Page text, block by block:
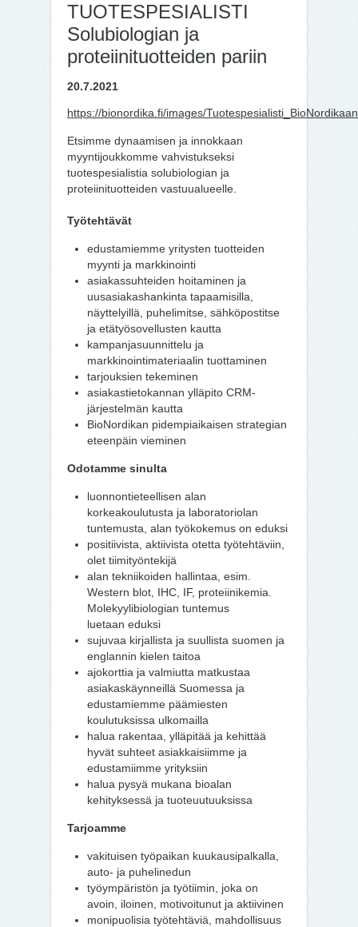
TUOTESPESIALISTI
Solubiologian ja
proteiinituotteiden pariin
20.7.2021
https://bionordika.fi/images/
Etsimme dynaamisen ja innokkaan
myyntijoukkomme vahvistukseksi
tuotespesialistia solubiologian ja
proteiinituotteiden vastuualueelle.
Työtehtävät
edustamiemme yritysten tuotteiden
myynti ja markkinointi
asiakassuhteiden hoitaminen ja
uusasiakashankinta tapaamisilla,
näyttelyillä, puhelimitse, sähköpostitse
ja etätyösovellusten kautta
kampanjasuunnittelu ja
markkinointimateriaalin tuottaminen
tarjouksien tekeminen
asiakastietokannan ylläpito CRM-
järjestelmän kautta
BioNordikan pidempiaikaisen strategian
eteenpäin vieminen
Odotamme sinulta
luonnontieteellisen alan
korkeakoulutusta ja laboratoriolan
tuntemusta, alan työkokemus on eduksi
positiivista, aktiivista otetta työtehtäviin,
olet tiimityöntekijä
alan tekniikoiden hallintaa, esim.
Western blot, IHC, IF, proteiinikemia.
Molekyylibiologian tuntemus
luetaan eduksi
sujuvaa kirjallista ja suullista suomen ja
englannin kielen taitoa
ajokorttia ja valmiutta matkustaa
asiakaskäynneillä Suomessa ja
edustamiemme päämiesten
koulutuksissa ulkomailla
halua rakentaa, ylläpitää ja kehittää
hyvät suhteet asiakkaisiimme ja
edustamiimme yrityksiin
halua pysyä mukana bioalan
kehityksessä ja tuoteuutuuksissa
Tarjoamme
vakituisen työpaikan kuukausipalkalla,
auto- ja puhelinedun
työympäristön ja työtiimin, joka on
avoin, iloinen, motivoitunut ja aktiivinen
monipuolisia työtehtäviä, mahdollisuus